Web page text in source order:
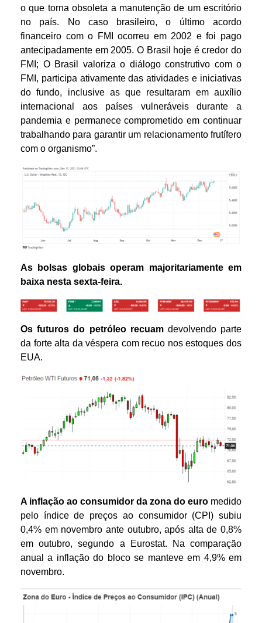
o que torna obsoleta a manutenção de um escritório
no país. No caso brasileiro, o último acordo
financeiro com o FMI ocorreu em 2002 e foi pago
antecipadamente em 2005. O Brasil hoje é credor do
FMI; O Brasil valoriza o diálogo construtivo com o
FMI, participa ativamente das atividades e iniciativas
do fundo, inclusive as que resultaram em auxílio
internacional aos países vulneráveis durante a
pandemia e permanece comprometido em continuar
trabalhando para garantir um relacionamento frutífero
com o organismo”.
As bolsas globais operam majoritariamente em
baixa nesta sexta-feira.
Os futuros do petróleo recuam devolvendo parte
da forte alta da véspera com recuo nos estoques dos
EUA.
A inflação ao consumidor da zona do euro medido
pelo índice de preços ao consumidor (CPI) subiu
0,4% em novembro ante outubro, após alta de 0,8%
em outubro, segundo a Eurostat. Na comparação
anual a inflação do bloco se manteve em 4,9% em
novembro.